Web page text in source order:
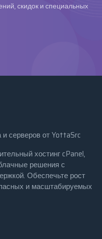
скидок и специальных
серверов от YottaSrc
хостинг cPanel,
решения с
Обеспечьте рост
и масштабируемых